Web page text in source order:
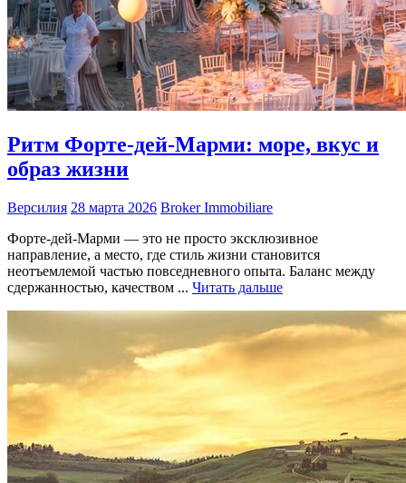
Ритм Форте-дей-Марми: море, вкус и
образ жизни
Версилия 28 марта 2026 Broker Immobiliare
Форте-дей-Марми — это не просто эксклюзивное
направление, а место, где стиль жизни становится
неотъемлемой частью повседневного опыта. Баланс между
сдержанностью, качеством ... Читать дальше